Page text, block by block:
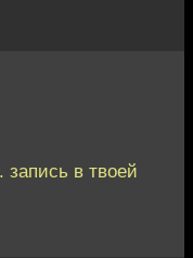
запись в твоей